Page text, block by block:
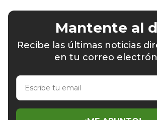
Mantente al
Recibe las últimas noticias
en tu correo
Escribe
email